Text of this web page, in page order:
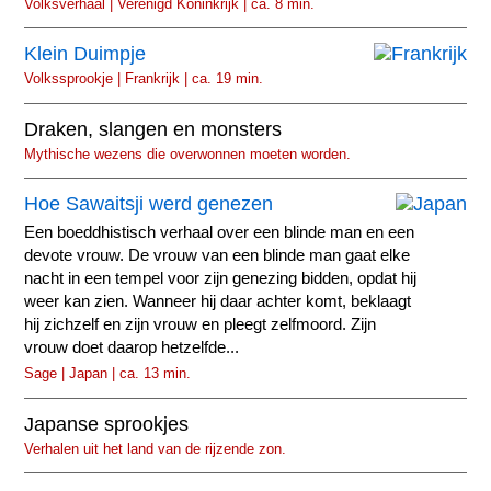
Volksverhaal | Verenigd Koninkrijk | ca. 8 min.
Klein Duimpje
Volkssprookje | Frankrijk | ca. 19 min.
Draken, slangen en monsters
Mythische wezens die overwonnen moeten worden.
Hoe Sawaitsji werd genezen
Een boeddhistisch verhaal over een blinde man en een
devote vrouw. De vrouw van een blinde man gaat elke
nacht in een tempel voor zijn genezing bidden, opdat hij
weer kan zien. Wanneer hij daar achter komt, beklaagt
hij zichzelf en zijn vrouw en pleegt zelfmoord. Zijn
vrouw doet daarop hetzelfde...
Sage | Japan | ca. 13 min.
Japanse sprookjes
Verhalen uit het land van de rijzende zon.